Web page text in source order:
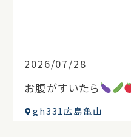
2026/07/28
お腹がすいたら
gh331広島亀山